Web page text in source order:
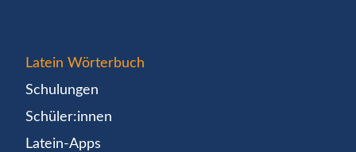
Latein Wörterbuch
Schulungen
Schüler:innen
Latein-Apps